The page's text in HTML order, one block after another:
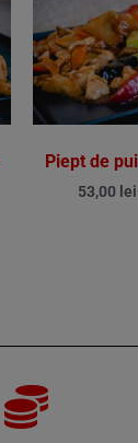
Piept de
53,00 lei